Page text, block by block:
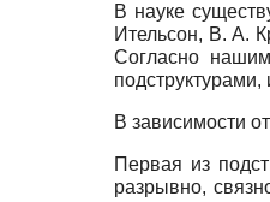
В науке
Ительсон, В. А.
Согласно
подструктурами,
В зависимости
Первая из
разрывно,